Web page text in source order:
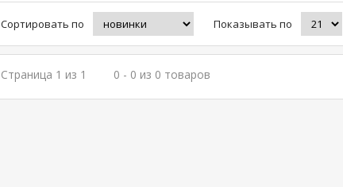
Сортировать по Показывать по
Страница 1 из 1 0 - 0 из 0 товаров